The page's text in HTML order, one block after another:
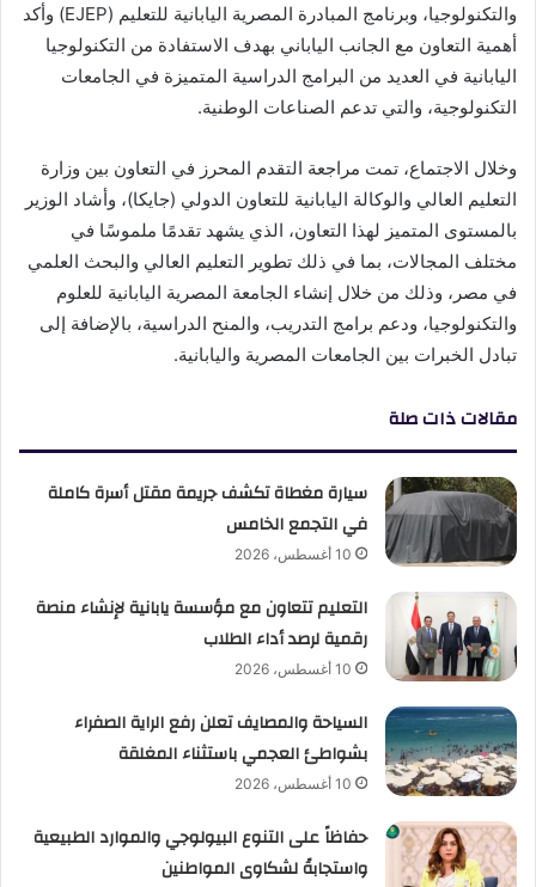
والتكنولوجيا، وبرنامج المبادرة المصرية اليابانية للتعليم (EJEP) وأكد
أهمية التعاون مع الجانب الياباني بهدف الاستفادة من التكنولوجيا
اليابانية في العديد من البرامج الدراسية المتميزة في الجامعات
التكنولوجية، والتي تدعم الصناعات الوطنية.
وخلال الاجتماع، تمت مراجعة التقدم المحرز في التعاون بين وزارة
التعليم العالي والوكالة اليابانية للتعاون الدولي (جايكا)، وأشاد الوزير
بالمستوى المتميز لهذا التعاون، الذي يشهد تقدمًا ملموسًا في
مختلف المجالات، بما في ذلك تطوير التعليم العالي والبحث العلمي
في مصر، وذلك من خلال إنشاء الجامعة المصرية اليابانية للعلوم
والتكنولوجيا، ودعم برامج التدريب، والمنح الدراسية، بالإضافة إلى
تبادل الخبرات بين الجامعات المصرية واليابانية.
مقالات ذات صلة
سيارة مغطاة تكشف جريمة مقتل أسرة كاملة
في التجمع الخامس
10 أغسطس، 2026
التعليم تتعاون مع مؤسسة يابانية لإنشاء منصة
رقمية لرصد أداء الطلاب
10 أغسطس، 2026
السياحة والمصايف تعلن رفع الراية الصفراء
بشواطئ العجمي باستثناء المغلقة
10 أغسطس، 2026
حفاظاً على التنوع البيولوجي والموارد الطبيعية
واستجابةً لشكاوى المواطنين